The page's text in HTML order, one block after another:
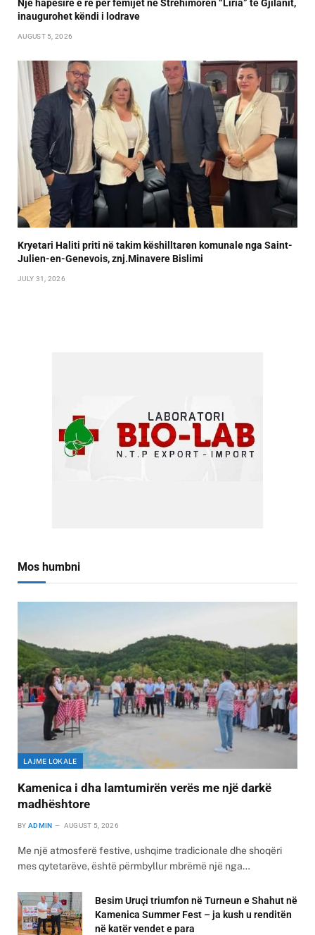
Një hapësirë e re për fëmijët në Strehimoren “Liria” të Gjilanit,
inaugurohet këndi i lodrave
AUGUST 5, 2026
Kryetari Haliti priti në takim këshilltaren komunale nga Saint-
Julien-en-Genevois, znj.Minavere Bislimi
JULY 31, 2026
Mos humbni
LAJME LOKALE
Kamenica i dha lamtumirën verës me një darkë
madhështore
BY ADMIN AUGUST 5, 2026
Me një atmosferë festive, ushqime tradicionale dhe shoqëri
mes qytetarëve, është përmbyllur mbrëmë një nga…
Besim Uruçi triumfon në Turneun e Shahut në
Kamenica Summer Fest – ja kush u renditën
në katër vendet e para